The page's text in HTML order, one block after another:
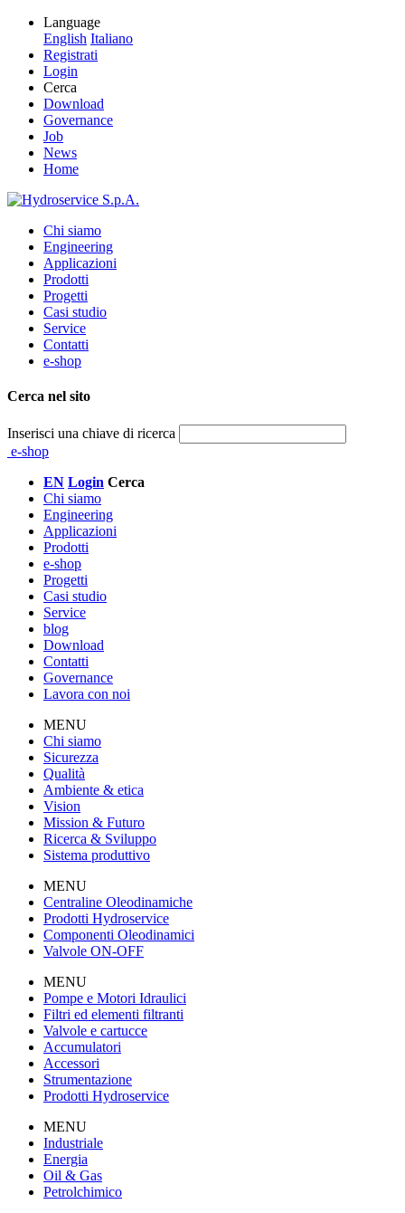
Language
English Italiano
Registrati
Login
Cerca
Download
Governance
Job
News
Home
Chi siamo
Engineering
Applicazioni
Prodotti
Progetti
Casi studio
Service
Contatti
e-shop
Cerca nel sito
Inserisci una chiave di ricerca
e-shop
EN Login Cerca
Chi siamo
Engineering
Applicazioni
Prodotti
e-shop
Progetti
Casi studio
Service
blog
Download
Contatti
Governance
Lavora con noi
MENU
Chi siamo
Sicurezza
Qualità
Ambiente & etica
Vision
Mission & Futuro
Ricerca & Sviluppo
Sistema produttivo
MENU
Centraline Oleodinamiche
Prodotti Hydroservice
Componenti Oleodinamici
Valvole ON-OFF
MENU
Pompe e Motori Idraulici
Filtri ed elementi filtranti
Valvole e cartucce
Accumulatori
Accessori
Strumentazione
Prodotti Hydroservice
MENU
Industriale
Energia
Oil & Gas
Petrolchimico